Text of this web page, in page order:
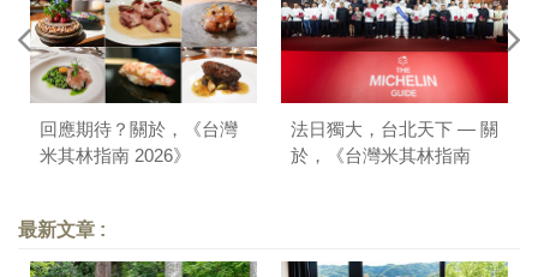
回應期待？關於，《台灣
米其林指南 2026》
法日獨大，台北天下 — 關
於，《台灣米其林指南
最新文章 :